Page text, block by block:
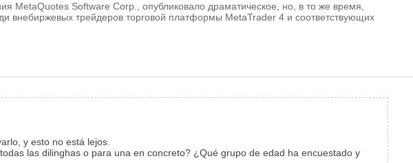
MetaQuotes Software Corp., опубликовало драматическое, но, в то же время,
трейдеров торговой платформы MetaTrader 4 и соответствующих
y esto no está lejos.
las dilinghas o para una en concreto? ¿Qué grupo de edad ha encuestado y